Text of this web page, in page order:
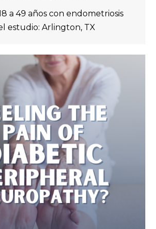
a 49 años con endometriosis
estudio: Arlington, TX